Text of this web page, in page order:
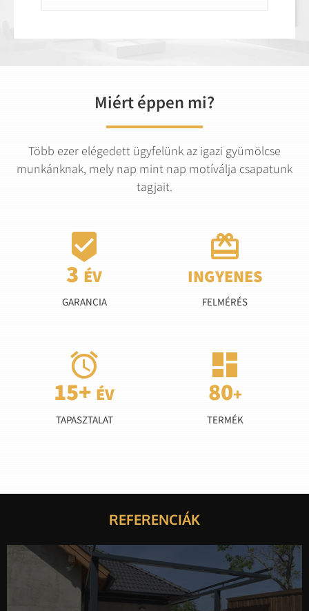
Miért éppen mi?
Több ezer elégedett ügyfelünk az igazi gyümölcse
munkánknak, mely nap mint nap motíválja csapatunk
tagjait.

GARANCIA

FELMÉRÉS

TAPASZTALAT

TERMÉK
REFERENCIÁK